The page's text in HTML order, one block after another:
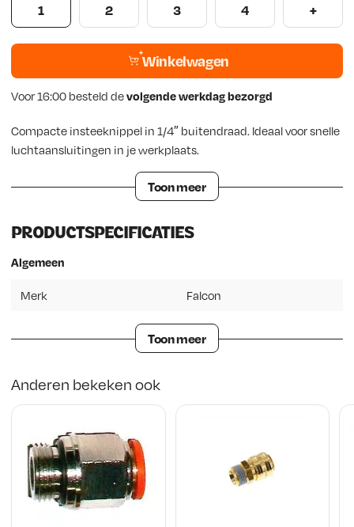
1 2 3 4 +
Winkelwagen
Voor 16:00 besteld devolgende werkdag bezorgd
Compacte insteeknippel in 1/4″ buitendraad. Ideaal voor snelle
luchtaansluitingen in je werkplaats.
Toon meer
PRODUCTSPECIFICATIES
Algemeen
Merk Falcon
Toon meer
Anderen bekeken ook